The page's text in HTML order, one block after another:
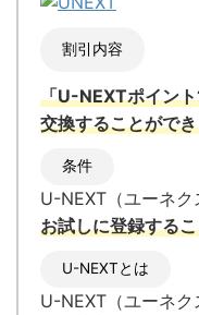
割引内容
「U-NEXTポイン
交換することがで
条件
U-NEXT（ユーネ
お試しに登録する
U-NEXTとは
U-NEXT（ユーネク